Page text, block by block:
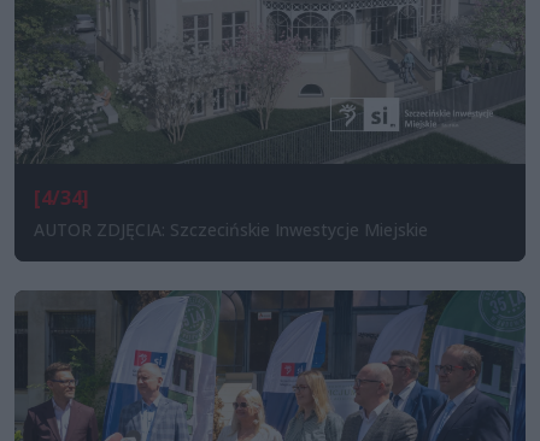
[4/34]
AUTOR ZDJĘCIA: Szczecińskie Inwestycje Miejskie